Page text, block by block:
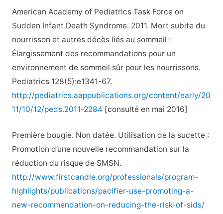
American Academy of Pediatrics Task Force on
Sudden Infant Death Syndrome. 2011. Mort subite du
nourrisson et autres décès liés au sommeil :
Élargissement des recommandations pour un
environnement de sommeil sûr pour les nourrissons.
Pediatrics 128(5):e1341-67.
http://pediatrics.aappublications.org/content/early/20
11/10/12/peds.2011-2284 [consulté en mai 2016]
Première bougie. Non datée. Utilisation de la sucette :
Promotion d’une nouvelle recommandation sur la
réduction du risque de SMSN.
http://www.firstcandle.org/professionals/program-
highlights/publications/pacifier-use-promoting-a-
new-recommendation-on-reducing-the-risk-of-sids/